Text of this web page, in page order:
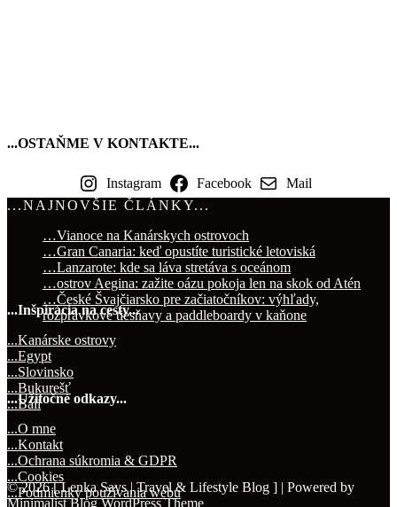
Instagram Facebook Mail
…Vianoce na Kanárskych ostrovoch
…Gran Canaria: keď opustíte turistické letoviská
…Lanzarote: kde sa láva stretáva s oceánom
…ostrov Aegina: zažite oázu pokoja len na skok od Atén
…České Švajčiarsko pre začiatočníkov: výhľady,
rozprávkové tiesňavy a paddleboardy v kaňone
...Inšpirácia na cesty...
...Kanárske ostrovy
...Egypt
...Slovinsko
...Bukurešť
...Bali
...Užitočné odkazy...
...O mne
...Kontakt
...Ochrana súkromia & GDPR
...Cookies
...Podmienky používania webu
© 2026 [ Lenka Says | Travel & Lifestyle Blog ] | Powered by
Minimalist BlogWordPress Theme